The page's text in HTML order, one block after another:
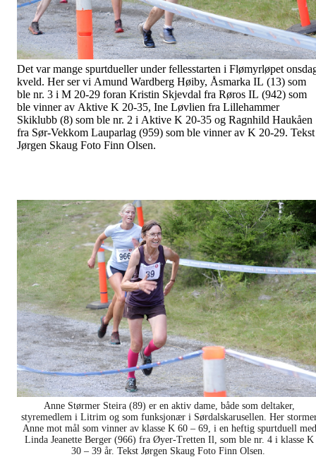
Det var mange spurtdueller under fellesstarten i Flømyrløpet
kveld. Her ser vi Amund Wardberg Høiby, Åsmarka IL (13) som
ble nr. 3 i M 20-29 foran Kristin Skjevdal fra Røros IL (942) som
ble vinner av Aktive K 20-35, Ine Løvlien fra Lillehammer
Skiklubb (8) som ble nr. 2 i Aktive K 20-35 og Ragnhild Haukåen
fra Sør-Vekkom Lauparlag (959) som ble vinner av K 20-29. Tekst
Jørgen Skaug Foto Finn Olsen.
Anne Størmer Steira (89) er en aktiv dame, både som deltaker,
styremedlem i Litrim og som funksjonær i Sørdalskarusellen. Her
Anne mot mål som vinner av klasse K 60 – 69, i en heftig spurtduell med
Linda Jeanette Berger (966) fra Øyer-Tretten Il, som ble nr. 4 i klasse K
30 – 39 år. Tekst Jørgen Skaug Foto Finn Olsen.